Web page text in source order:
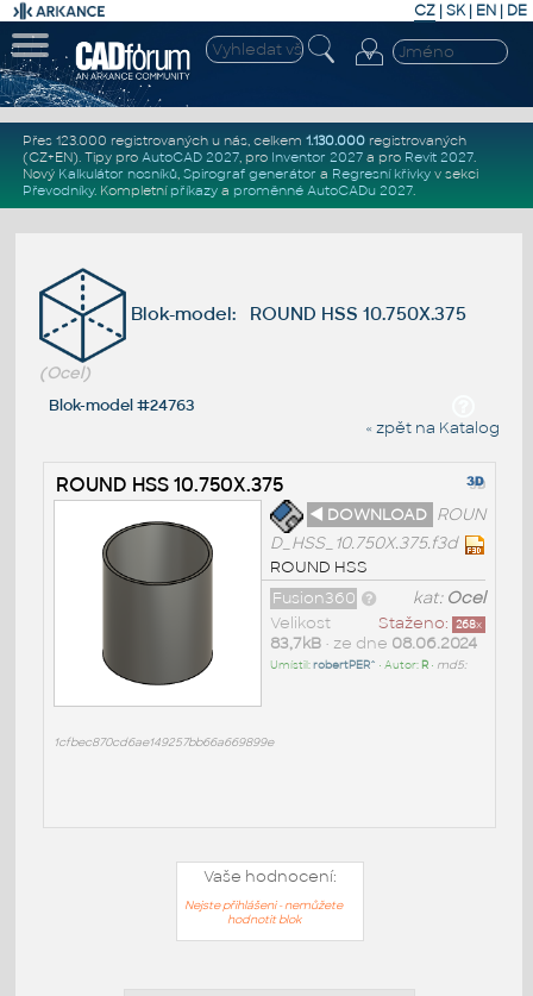
CZ | SK| EN | DE
Přes 123.000 registrovaných u nás, celkem 1.130.000registrovaných
(CZ+EN). Tipy pro AutoCAD 2027, pro Inventor 2027a pro Revit 2027.
Nový Kalkulátor nosníků, Spirograf generátor a Regresní křivkyv sekci
Převodníky. Kompletní příkazya proměnné AutoCADu 2027.
Blok-model: ROUND HSS 10.750X.375
(Ocel)
Blok-model #24763
« zpět na Katalog
ROUND HSS 10.750X.375
◄ DOWNLOAD ROUN
D_HSS_10.750X.375.f3d
ROUND HSS
kat: Ocel
Fusion360
Staženo: 268x
Velikost
83,7kB• ze dne 08.06.2024
Umístil:robertPER^ • Autor: R• md5:
1cfbec870cd6ae149257bb66a669899e
Vaše hodnocení:
Nejste přihlášeni - nemůžete
hodnotit blok